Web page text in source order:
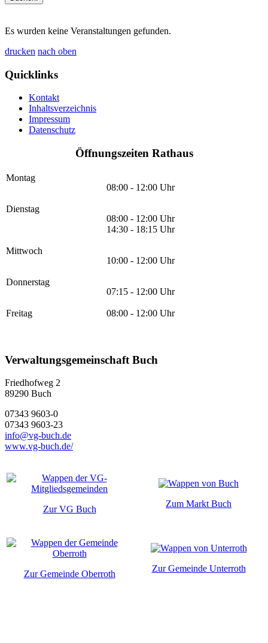
Es wurden keine Veranstaltungen gefunden.
drucken nach oben
Quicklinks
Kontakt
Inhaltsverzeichnis
Impressum
Datenschutz
Öffnungszeiten Rathaus
Montag
08:00 - 12:00 Uhr
Dienstag
08:00 - 12:00 Uhr
14:30 - 18:15 Uhr
Mittwoch
10:00 - 12:00 Uhr
Donnerstag
07:15 - 12:00 Uhr
Freitag 08:00 - 12:00 Uhr
Verwaltungsgemeinschaft Buch
Friedhofweg 2
89290 Buch
07343 9603-0
07343 9603-23
info@vg-buch.de
www.vg-buch.de/
Zur VG Buch
Zum Markt Buch
Zur Gemeinde Oberroth
Zur Gemeinde Unterroth